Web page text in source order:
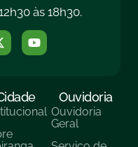
às 18h30.
Ouvidoria
Ouvidoria
Geral